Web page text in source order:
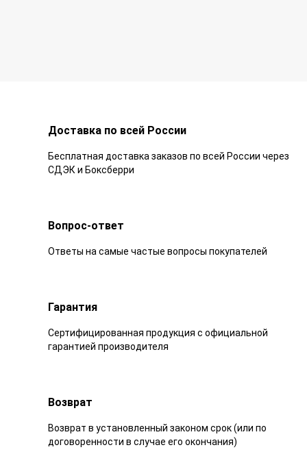
Доставка по всей России
Бесплатная доставка заказов по всей России через
СДЭК и Боксберри
Вопрос-ответ
Ответы на самые частые вопросы покупателей
Гарантия
Сертифицированная продукция с официальной
гарантией производителя
Возврат
Возврат в установленный законом срок (или по
договоренности в случае его окончания)